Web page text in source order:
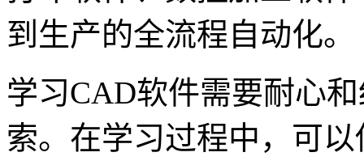
到生产的全流程自动化。
学习CAD软件需要耐心
索。在学习过程中，可